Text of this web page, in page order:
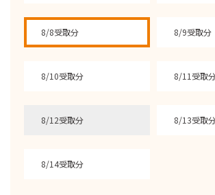
8/8受取分 8/9受取分
8/10受取分 8/11受取
8/12受取分 8/13受取
8/14受取分